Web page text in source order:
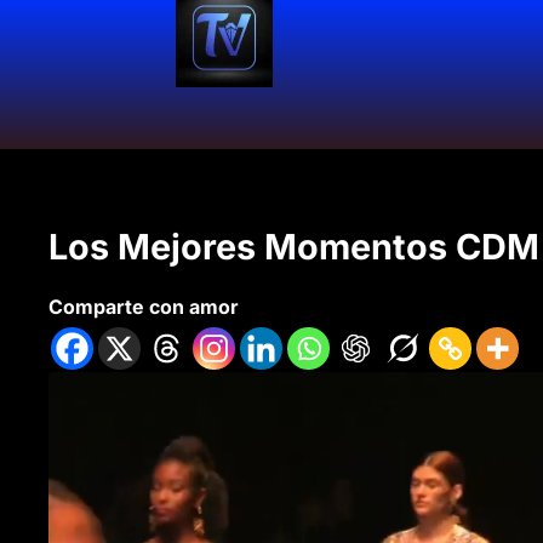
Los Mejores Momentos
Comparte con amor